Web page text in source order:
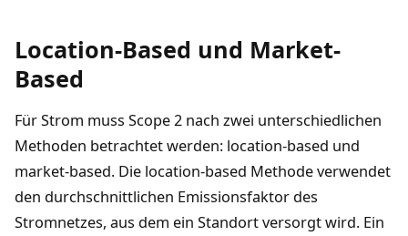
Location-Based und Market-
Based
Für Strom muss Scope 2 nach zwei unterschiedlichen
Methoden betrachtet werden: location-based und
market-based. Die location-based Methode verwendet
den durchschnittlichen Emissionsfaktor des
Stromnetzes, aus dem ein Standort versorgt wird. Ein